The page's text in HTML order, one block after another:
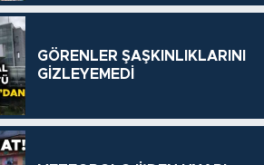
GÖRENLER ŞAŞKINLIKLARINI
GİZLEYEMEDİ